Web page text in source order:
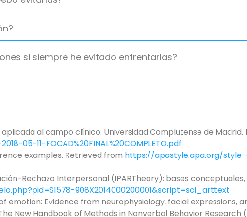
si siempre he evitado enfrentarlas?
aplicada al campo clínico. Universidad Complutense de Madrid.
05-11-FOCAD%20FINAL%20COMPLETO.pdf
examples. Retrieved from https://apastyle.apa.org/
Rechazo Interpersonal (IPARTheory): bases
908X2014000200001&script=sci_arttext
of emotion: Evidence from neurophysiology, facial expressions,
The New Handbook of Methods in Nonverbal Behavior